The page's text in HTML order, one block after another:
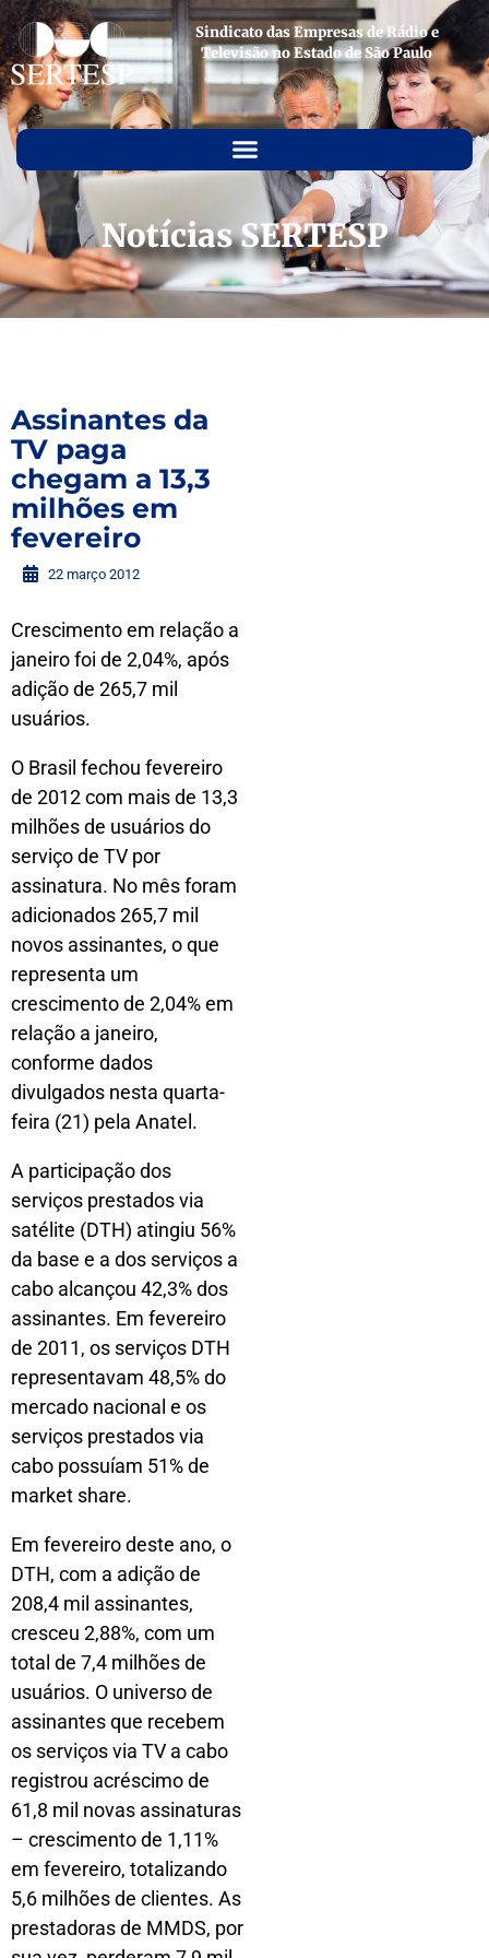
Sindicato das Empresas de Rádio e
Televisão no Estado de São Paulo
Notícias SERTESP
Assinantes da
TV paga
chegam a 13,3
milhões em
fevereiro
22 março 2012
Crescimento em relação a
janeiro foi de 2,04%, após
adição de 265,7 mil
usuários.
O Brasil fechou fevereiro
de 2012 com mais de 13,3
milhões de usuários do
serviço de TV por
assinatura. No mês foram
adicionados 265,7 mil
novos assinantes, o que
representa um
crescimento de 2,04% em
relação a janeiro,
conforme dados
divulgados nesta quarta-
feira (21) pela Anatel.
A participação dos
serviços prestados via
satélite (DTH) atingiu 56%
da base e a dos serviços a
cabo alcançou 42,3% dos
assinantes. Em fevereiro
de 2011, os serviços DTH
representavam 48,5% do
mercado nacional e os
serviços prestados via
cabo possuíam 51% de
market share.
Em fevereiro deste ano, o
DTH, com a adição de
208,4 mil assinantes,
cresceu 2,88%, com um
total de 7,4 milhões de
usuários. O universo de
assinantes que recebem
os serviços via TV a cabo
registrou acréscimo de
61,8 mil novas assinaturas
– crescimento de 1,11%
em fevereiro, totalizando
5,6 milhões de clientes. As
prestadoras de MMDS, por